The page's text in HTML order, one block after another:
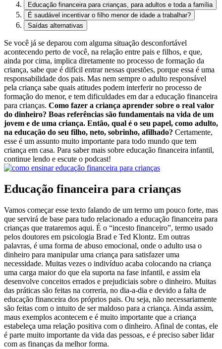
Educação financeira para crianças, para adultos e toda a família
É saudável incentivar o filho menor de idade a trabalhar?
Saídas alternativas
Se você já se deparou com alguma situação desconfortável
acontecendo perto de você, na relação entre pais e filhos, e que,
ainda por cima, implica diretamente no processo de formação da
criança, sabe que é difícil entrar nessas questões, porque essa é uma
responsabilidade dos pais. Mas nem sempre o adulto responsável
pela criança sabe quais atitudes podem interferir no processo de
formação do menor, e tem dificuldades em dar a educação financeira
para crianças. Como fazer a criança aprender sobre o real valor
do dinheiro? Boas referências são fundamentais na vida de um
jovem e de uma criança. Então, qual é o seu papel, como adulto,
na educação do seu filho, neto, sobrinho, afilhado? Certamente,
esse é um assunto muito importante para todo mundo que tem
criança em casa. Para saber mais sobre educação financeira infantil,
continue lendo e escute o podcast!
Educação financeira para crianças
Vamos começar esse texto falando de um termo um pouco forte, mas
que servirá de base para tudo relacionado a educação financeira para
crianças que trataremos aqui. É o “incesto financeiro”, termo usado
pelos doutores em psicologia Brad e Ted Klontz. Em outras
palavras, é uma forma de abuso emocional, onde o adulto usa o
dinheiro para manipular uma criança para satisfazer uma
necessidade. Muitas vezes o indivíduo acaba colocando na criança
uma carga maior do que ela suporta na fase infantil, e assim ela
desenvolve conceitos errados e prejudiciais sobre o dinheiro. Muitas
das práticas são feitas na correria, no dia-a-dia e devido a falta de
educação financeira dos próprios pais. Ou seja, não necessariamente
são feitas com o intuito de ser maldoso para a criança. Ainda assim,
maus exemplos acontecem e é muito importante que a criança
estabeleça uma relação positiva com o dinheiro. Afinal de contas, ele
é parte muito importante da vida das pessoas, e é preciso saber lidar
com as finanças da melhor forma.